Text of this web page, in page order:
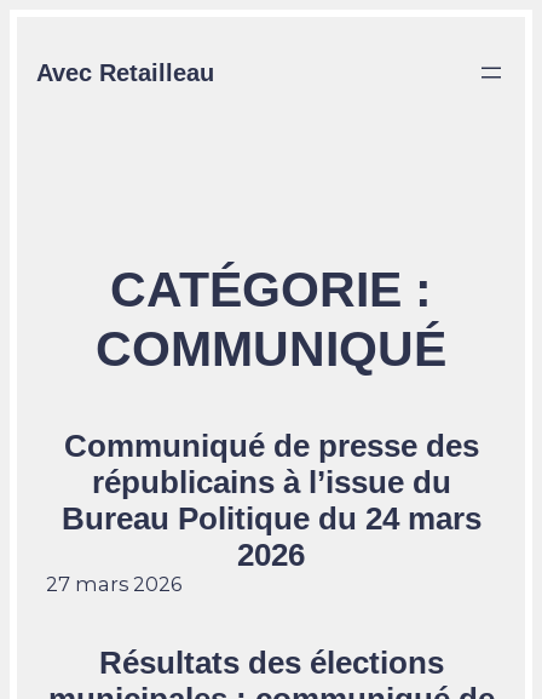
Avec Retailleau
CATÉGORIE :
COMMUNIQUÉ
Communiqué de presse des
républicains à l’issue du
Bureau Politique du 24 mars
2026
27 mars 2026
Résultats des élections